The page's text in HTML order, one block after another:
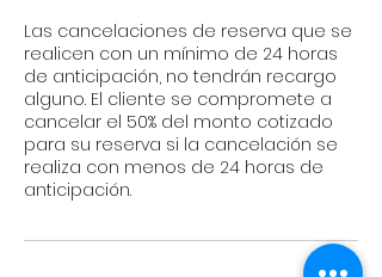
Las cancelaciones de reserva que se
realicen con un mínimo de 24 horas
de anticipación, no tendrán recargo
alguno. El cliente se compromete a
cancelar el 50% del monto cotizado
para su reserva si la cancelación se
realiza con menos de 24 horas de
anticipación.